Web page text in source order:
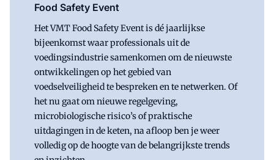
Food Safety Event
Het VMT Food Safety Event is dé jaarlijkse
bijeenkomst waar professionals uit de
voedingsindustrie samenkomen om de nieuwste
ontwikkelingen op het gebied van
voedselveiligheid te bespreken en te netwerken. Of
het nu gaat om nieuwe regelgeving,
microbiologische risico’s of praktische
uitdagingen in de keten, na afloop ben je weer
volledig op de hoogte van de belangrijkste trends